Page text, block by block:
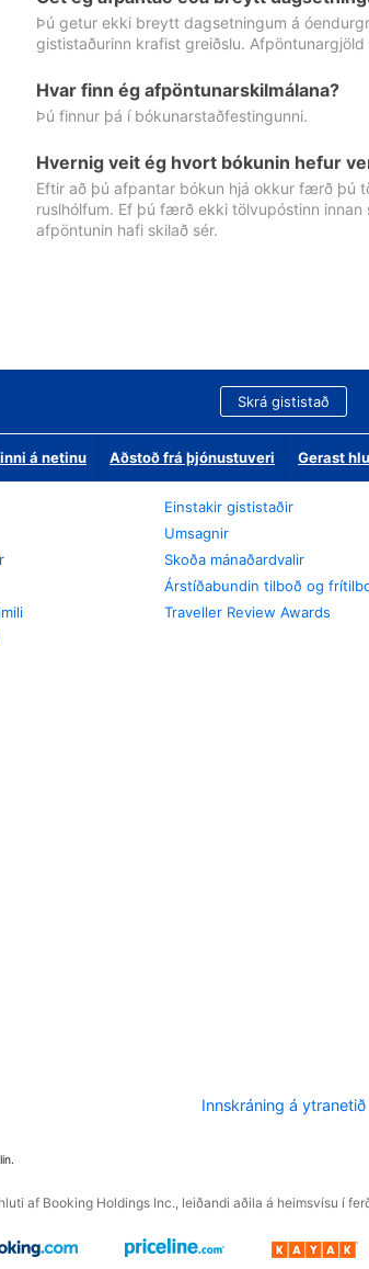
Þú getur ekki breytt dagsetningum á
gististaðurinn krafist greiðslu.
Hvar finn ég afpöntunarskilmálana?
Þú finnur þá í bókunarstaðfestingunni.
Hvernig veit ég hvort bókunin hefur
Eftir að þú afpantar bókun hjá okkur færð þú
ruslhólfum. Ef þú færð ekki tölvupóstinn
afpöntunin hafi skilað sér.
Skrá gististað
á netinu Aðstoð frá þjónustuveri Gerast
Einstakir gististaðir
Umsagnir
Skoða mánaðardvalir
Árstíðabundin tilboð og
Traveller Review Awards
Innskráning á ytranetið
af Booking Holdings Inc., leiðandi aðila á heimsvísu í